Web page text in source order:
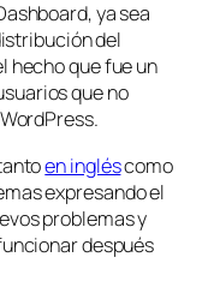
ya sea
del
hecho que fue un
que no
en ingléscomo
expresando el
problemas y
después